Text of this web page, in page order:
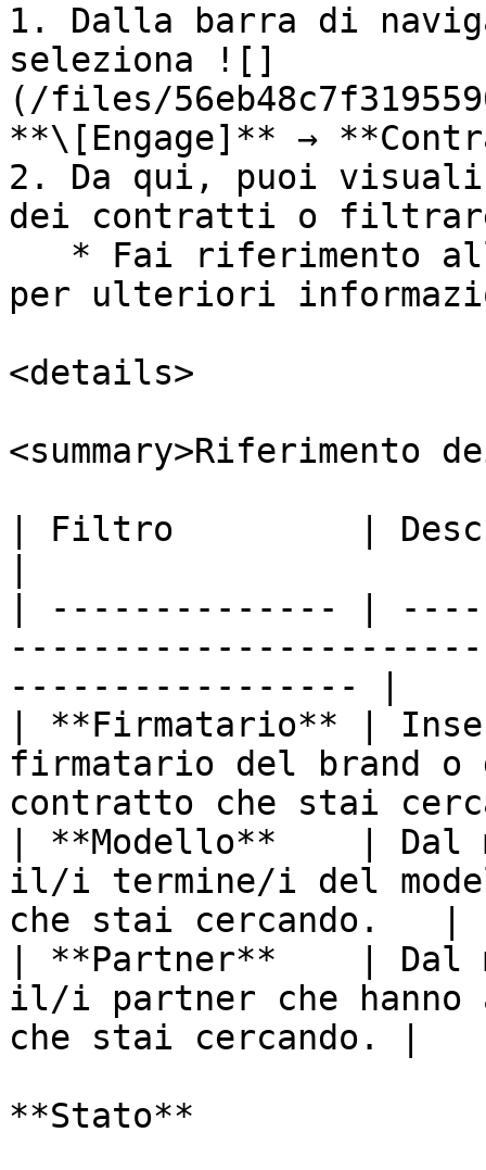
1. Dalla barra di
seleziona ![]
(/files/
**\[Engage]** →
2. Da qui, puoi
dei contratti o
per ulteriori
<details>
<summary>Riferimento
| Filtro         |
| -------------- |
----------------- |
| **Firmatario** |
firmatario del brand o
contratto che stai
| **Modello**    | Dal
il/i termine/i del
che stai cercando.   |
| **Partner**    | Dal
il/i partner che
che stai cercando. |
**Stato**